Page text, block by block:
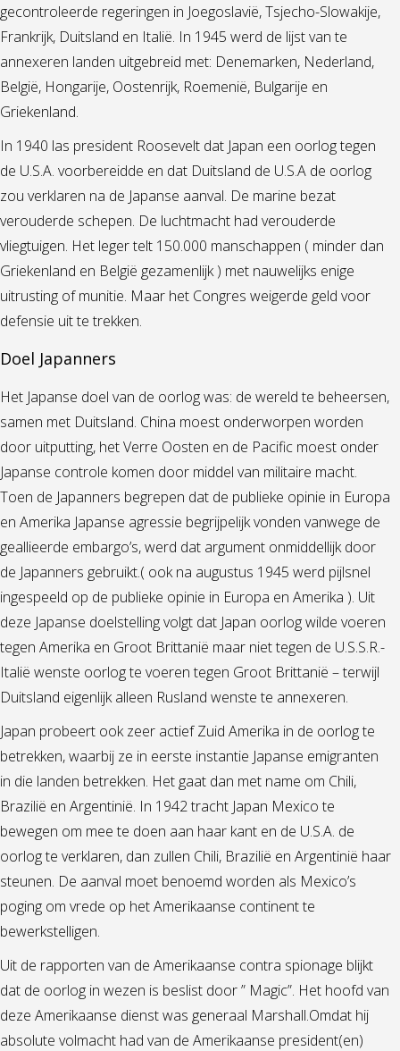
gecontroleerde regeringen in Joegoslavië, Tsjecho-Slowakije,
Frankrijk, Duitsland en Italië. In 1945 werd de lijst van te
annexeren landen uitgebreid met: Denemarken, Nederland,
België, Hongarije, Oostenrijk, Roemenië, Bulgarije en
Griekenland.
In 1940 las president Roosevelt dat Japan een oorlog tegen
de U.S.A. voorbereidde en dat Duitsland de U.S.A de oorlog
zou verklaren na de Japanse aanval. De marine bezat
verouderde schepen. De luchtmacht had verouderde
vliegtuigen. Het leger telt 150.000 manschappen ( minder dan
Griekenland en België gezamenlijk ) met nauwelijks enige
uitrusting of munitie. Maar het Congres weigerde geld voor
defensie uit te trekken.
Doel Japanners
Het Japanse doel van de oorlog was: de wereld te beheersen,
samen met Duitsland. China moest onderworpen worden
door uitputting, het Verre Oosten en de Pacific moest onder
Japanse controle komen door middel van militaire macht.
Toen de Japanners begrepen dat de publieke opinie in Europa
en Amerika Japanse agressie begrijpelijk vonden vanwege de
geallieerde embargo’s, werd dat argument onmiddellijk door
de Japanners gebruikt.( ook na augustus 1945 werd pijlsnel
ingespeeld op de publieke opinie in Europa en Amerika ). Uit
deze Japanse doelstelling volgt dat Japan oorlog wilde voeren
tegen Amerika en Groot Brittanië maar niet tegen de U.S.S.R.-
Italië wenste oorlog te voeren tegen Groot Brittanië – terwijl
Duitsland eigenlijk alleen Rusland wenste te annexeren.
Japan probeert ook zeer actief Zuid Amerika in de oorlog te
betrekken, waarbij ze in eerste instantie Japanse emigranten
in die landen betrekken. Het gaat dan met name om Chili,
Brazilië en Argentinië. In 1942 tracht Japan Mexico te
bewegen om mee te doen aan haar kant en de U.S.A. de
oorlog te verklaren, dan zullen Chili, Brazilië en Argentinië haar
steunen. De aanval moet benoemd worden als Mexico’s
poging om vrede op het Amerikaanse continent te
bewerkstelligen.
Uit de rapporten van de Amerikaanse contra spionage blijkt
dat de oorlog in wezen is beslist door ” Magic”. Het hoofd van
deze Amerikaanse dienst was generaal Marshall.Omdat hij
absolute volmacht had van de Amerikaanse president(en)